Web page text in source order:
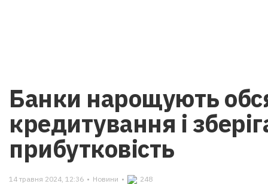
Банки нарощують
кредитування і
прибутковість
14 травня 2024, 12:36 • Новини • 248